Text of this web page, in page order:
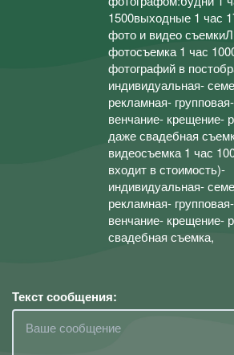
1500выходные 1 час
фото и видео
фотосъемка 1 час
фотографий в
индивидуальная-
рекламная-
венчание- крещение-
даже свадебная
видеосъемка 1 час
входит в стоимость)-
индивидуальная-
рекламная-
венчание- крещение-
свадебная съемка,
Текст сообщения: